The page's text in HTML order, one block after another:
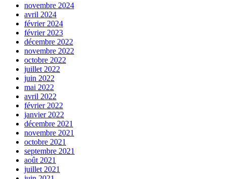
novembre 2024
avril 2024
février 2024
février 2023
décembre 2022
novembre 2022
octobre 2022
juillet 2022
juin 2022
mai 2022
avril 2022
février 2022
janvier 2022
décembre 2021
novembre 2021
octobre 2021
septembre 2021
août 2021
juillet 2021